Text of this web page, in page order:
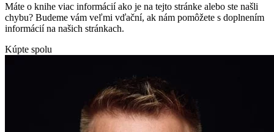
Máte o knihe viac informácií ako je na tejto stránke alebo ste našli
chybu? Budeme vám veľmi vďační, ak nám pomôžete s doplnením
informácií na našich stránkach.
Kúpte spolu